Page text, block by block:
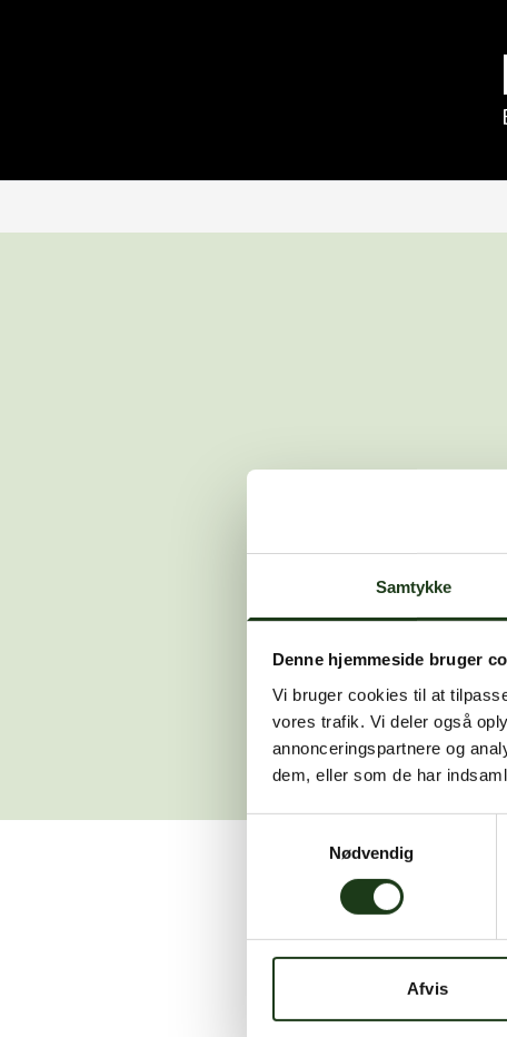
Samtykke
Denne hjemmeside bruger
Vi bruger cookies til at
vores trafik. Vi deler også
annonceringspartnere og
dem, eller som de har
Samtykkevalg
Nødvendig
Afvis
Der opstod
Vi er her for at hjælpe